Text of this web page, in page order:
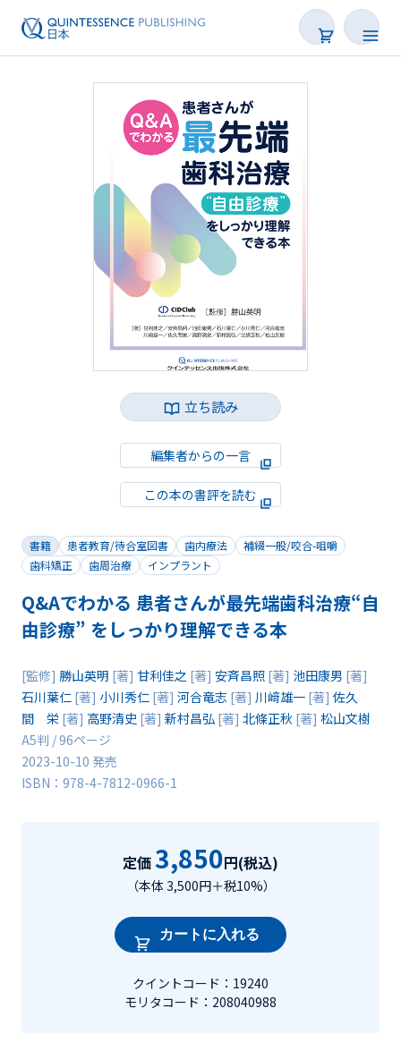
書籍
雑誌
映像
電子BOOK
著者一覧
立ち読み
編集者からの一言
この本の書評を読む
書籍 患者教育/待合室図書 歯内療法
補綴一般/咬合-咀嚼
歯科矯正
歯周治療 インプラント
Q&Aでわかる 患者さんが最先端歯科治療“自
由診療” をしっかり理解できる本
[監修] 勝山英明 [著] 甘利佳之 [著] 安斉昌照 [著] 池田康男 [著]
石川葉仁 [著] 小川秀仁 [著] 河合竜志 [著] 川﨑雄一 [著] 佐久
間 栄 [著] 高野清史 [著] 新村昌弘 [著] 北條正秋 [著] 松山文樹
A5判 / 96ページ
2023-10-10 発売
ISBN：978-4-7812-0966-1
定価3,850円(税込)
（本体 3,500円＋税10%）
カートに入れる
クイントコード：19240
モリタコード：208040988